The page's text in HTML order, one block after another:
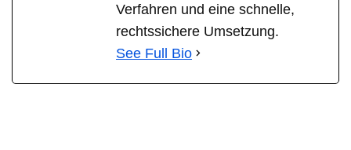
Verfahren und eine schnelle,
rechtssichere Umsetzung.
See Full Bio